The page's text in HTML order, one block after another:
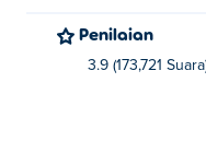
Penilaian
3.9 (173,721